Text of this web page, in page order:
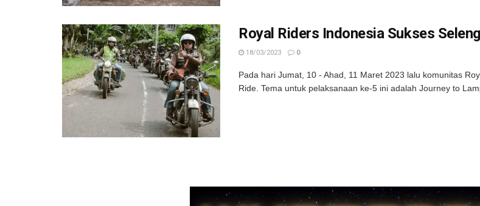
Royal Riders Indonesia Sukses
18/03/2023 0
Pada hari Jumat, 10 - Ahad, 11 Maret 2023 lalu komunitas
Ride. Tema untuk pelaksanaan ke-5 ini adalah Journey to